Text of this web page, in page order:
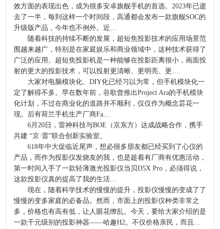
效方面的表现出色，成为很多安卓旗舰手机的首选。2023年已逝
去了一半，每到这样一个时间段，高通都会发布一款旗舰SOC的
升级版产品，今年也不例外。近…
随着科技的持续不断的发展，超短焦投影技术的应用场景范
围越来越广，特别是在家庭娱乐和商业领域中，这种技术获得了
广泛的应用。超短焦投影机是一种能够在投影距离很小，画面投
射的更大的投影技术，可以投射更清晰、更明亮、更…
大家对电脑模块化、DIY化已经习以为常，但手机模块化一
定了解得不多。早在数年前，谷歌曾推出Project Ara的手机模块
化计划，不过在商业化的道路并不顺利，仅仅作为概念昙花一
现。后有荷兰手机生产厂商Fa…
6月20日，雷神科技与BOE（京东方）达成战略合作，携手
共建 “京·雷”联合创新实验室。
618年中大促临近尾声，想必很多朋友都已经买到了心仪的
产品，而作为投影仪发烧友的我，也是趁着有厂商有优惠活动，
第一时间入手了一款轻薄激光投影仪当贝D5X Pro，必须得说，
这款投影仪真的提高了我的生活…
现在，随着科学技术的慢慢的提升，投影仪慢慢的变成了了
慢慢的变多家庭的必备品。然而，市面上的投影仪种类非常之
多，价格也有高有低，让人眼花缭乱。今天，要给大家介绍的是
一款千元级别的投影神器——哈趣H2。不仅价格亲民，而且…